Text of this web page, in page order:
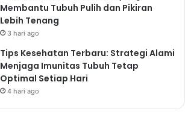
Membantu Tubuh Pulih dan Pikiran
Lebih Tenang
3 hari ago
Tips Kesehatan Terbaru: Strategi Alami
Menjaga Imunitas Tubuh Tetap
Optimal Setiap Hari
4 hari ago